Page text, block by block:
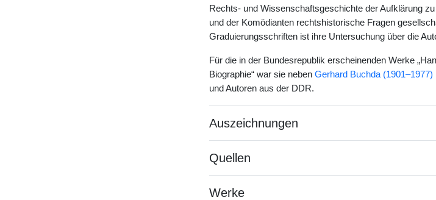
Rechts- und Wissenschaftsgeschichte der Aufklärung
und der Komödianten rechtshistorische Fragen
Graduierungsschriften ist ihre Untersuchung über die
Für die in der Bundesrepublik erscheinenden Werke
Biographie“ war sie neben Gerhard Buchda (1901–1977)
und Autoren aus der DDR.
Auszeichnungen
Quellen
Werke